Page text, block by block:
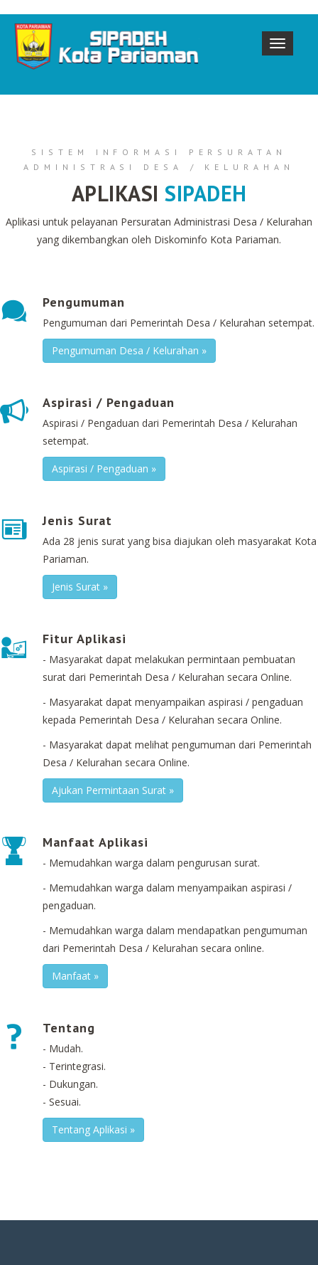
SISTEM INFORMASI PERSURATAN
ADMINISTRASI DESA / KELURAHAN
APLIKASI SIPADEH
Aplikasi untuk pelayanan Persuratan Administrasi Desa / Kelurahan
yang dikembangkan oleh Diskominfo Kota Pariaman.
Pengumuman
Pengumuman dari Pemerintah Desa / Kelurahan setempat.
Pengumuman Desa / Kelurahan »
Aspirasi / Pengaduan
Aspirasi / Pengaduan dari Pemerintah Desa / Kelurahan
setempat.
Aspirasi / Pengaduan »
Jenis Surat
Ada 28 jenis surat yang bisa diajukan oleh masyarakat Kota
Pariaman.
Jenis Surat »
Fitur Aplikasi
- Masyarakat dapat melakukan permintaan pembuatan
surat dari Pemerintah Desa / Kelurahan secara Online.
- Masyarakat dapat menyampaikan aspirasi / pengaduan
kepada Pemerintah Desa / Kelurahan secara Online.
- Masyarakat dapat melihat pengumuman dari Pemerintah
Desa / Kelurahan secara Online.
Ajukan Permintaan Surat »
Manfaat Aplikasi
- Memudahkan warga dalam pengurusan surat.
- Memudahkan warga dalam menyampaikan aspirasi /
pengaduan.
- Memudahkan warga dalam mendapatkan pengumuman
dari Pemerintah Desa / Kelurahan secara online.
Manfaat »
Tentang
- Mudah.
- Terintegrasi.
- Dukungan.
- Sesuai.
Tentang Aplikasi »